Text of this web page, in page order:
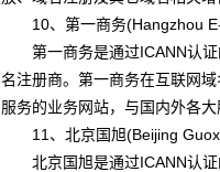
10、第一商务(Hangzhou E-
第一商务是通过ICANN认证
名注册商。第一商务在互联网
服务的业务网站，与国内外各大
11、北京国旭(Beijing
北京国旭是通过ICANN认证